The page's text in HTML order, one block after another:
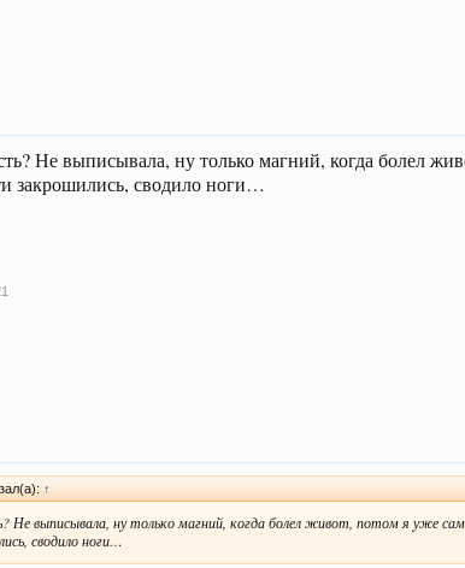
Не выписывала, ну только магний, когда болел
закрошились, сводило ноги…
↑
Не выписывала, ну только магний, когда болел живот, потом я уже
сводило ноги…